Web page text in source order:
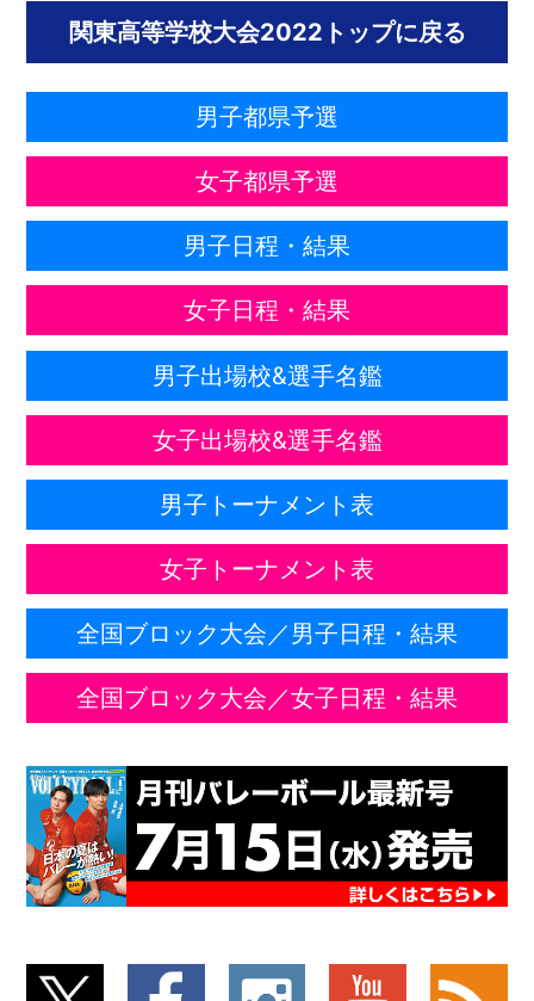
関東高等学校大会2022トップに戻る
男子都県予選
女子都県予選
男子日程・結果
女子日程・結果
男子出場校&選手名鑑
女子出場校&選手名鑑
男子トーナメント表
女子トーナメント表
全国ブロック大会／男子日程・結果
全国ブロック大会／女子日程・結果